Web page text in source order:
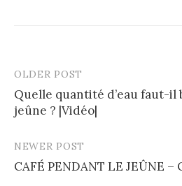
OLDER POST
Quelle quantité d’eau faut-il
jeûne ? |Vidéo|
NEWER POST
CAFÉ PENDANT LE JEÛNE –